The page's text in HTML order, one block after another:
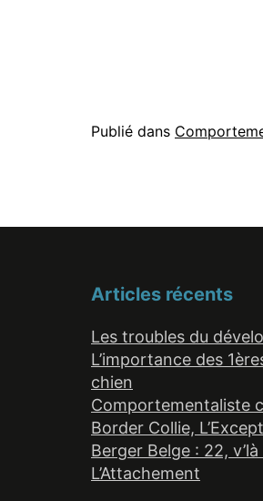
Publié dans
Articles récents
Les troubles du
L’importance des
chien
Comportementaliste
Border Collie,
Berger Belge : 22,
L’Attachement